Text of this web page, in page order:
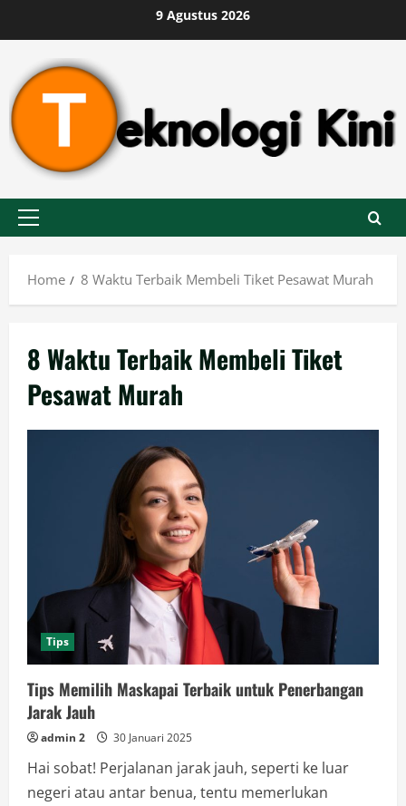
to
content
9 Agustus 2026
Primary
Home
8 Waktu Terbaik Membeli Tiket Pesawat Murah
8 Waktu Terbaik Membeli Tiket
Pesawat Murah
Tips
Tips Memilih Maskapai Terbaik untuk Penerbangan
Jarak Jauh
admin 2 30 Januari 2025
Hai sobat! Perjalanan jarak jauh, seperti ke luar
negeri atau antar benua, tentu memerlukan